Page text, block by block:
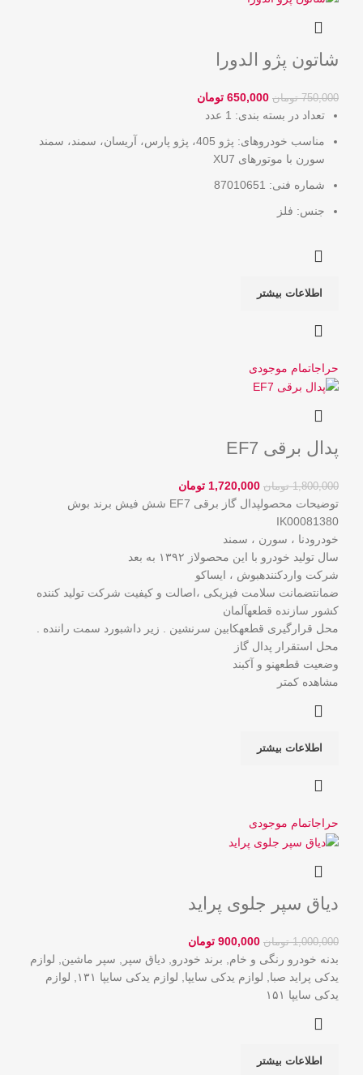
شاتون پژو الدورا
750,000 تومان 650,000 تومان
تعداد در بسته بندی: 1 عدد
مناسب خودروهای: پژو 405، پژو پارس، آریسان، سمند، سمند
سورن با موتورهای XU7
شماره فنی: 87010651
جنس: فلز
اطلاعات بیشتر
حراجاتمام موجودی
پدال برقی EF7
1,800,000 تومان 1,720,000 تومان
توضیحات محصولپدال گاز برقی EF7 شش فیش برند بوش
IK00081380
خودرودنا ، سورن ، سمند
سال تولید خودرو با این محصولاز ۱۳۹۲ به بعد
شرکت واردکنندهبوش ، ایساکو
ضمانتضمانت سلامت فیزیکی ،اصالت و کیفیت شرکت تولید کننده
کشور سازنده قطعهآلمان
محل قرارگیری قطعهکابین سرنشین . زیر داشبورد سمت راننده .
محل استقرار پدال گاز
وضعیت قطعهنو و آکبند
مشاهده کمتر
اطلاعات بیشتر
حراجاتمام موجودی
دیاق سپر جلوی پراید
1,000,000 تومان 900,000 تومان
بدنه خودرو رنگی و خام
برند خودرو دیاق سپر سپر ماشین
لوازم
یدکی پراید صبا
لوازم یدکی سایپا لوازم یدکی سایپا ۱۳۱
لوازم
یدکی سایپا ۱۵۱
اطلاعات بیشتر